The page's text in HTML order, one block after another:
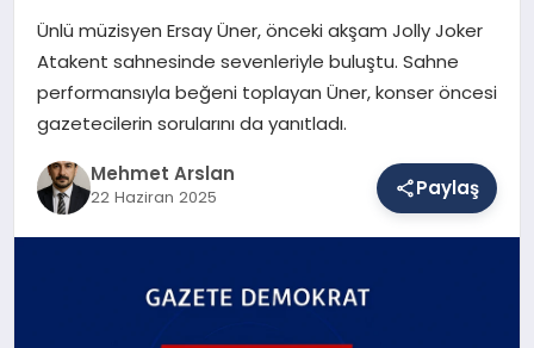
SAĞLIK
EĞITIM
Ünlü müzisyen Ersay Üner, önceki akşam Jolly Joker
Atakent sahnesinde sevenleriyle buluştu. Sahne
performansıyla beğeni toplayan Üner, konser öncesi
gazetecilerin sorularını da yanıtladı.
Mehmet Arslan
22 Haziran 2025 Paylaş